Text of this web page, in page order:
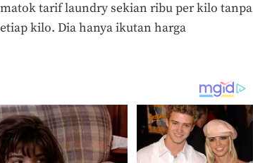
tarif laundry sekian ribu per kilo tanpa
kilo. Dia hanya ikutan harga